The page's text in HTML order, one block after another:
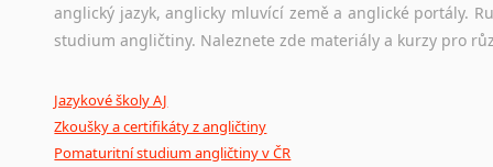
Ostatní pomůcky pro překladatele
poradny a pravidla
anglický jazyk, anglicky mluvící země a anglické portály.
studium angličtiny. Naleznete zde materiály a kurzy pro
Jazykové školy AJ
Zkoušky a certifikáty z angličtiny
Pomaturitní studium angličtiny v ČR